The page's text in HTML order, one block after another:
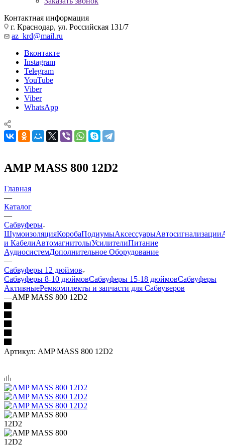
Контактная информация
г. Краснодар, ул. Российская 131/7
az_krd@mail.ru
Вконтакте
Instagram
Telegram
YouTube
Viber
Viber
WhatsApp
AMP MASS 800 12D2
Главная
—
Каталог
—
Сабвуферы
ШумоизоляцияКоробаПодиумыАксессуарыАвтосигнализации
и КабелиАвтомагнитолыУсилителиПитание
АудиосистемДополнительное Оборудование
—
Сабвуферы 12 дюймов
Сабвуферы 8-10 дюймовСабвуферы 15-18 дюймовСабвуферы
АктивныеРемкомплекты и запчасти для Сабвуверов
—AMP MASS 800 12D2
Артикул: AMP MASS 800 12D2